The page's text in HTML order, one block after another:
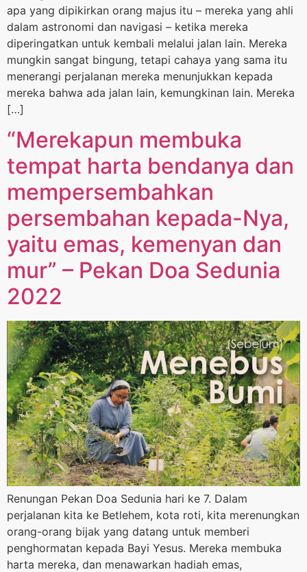
apa yang dipikirkan orang majus itu – mereka yang ahli
dalam astronomi dan navigasi – ketika mereka
diperingatkan untuk kembali melalui jalan lain. Mereka
mungkin sangat bingung, tetapi cahaya yang sama itu
menerangi perjalanan mereka menunjukkan kepada
mereka bahwa ada jalan lain, kemungkinan lain. Mereka
[…]
“Merekapun membuka
tempat harta bendanya dan
mempersembahkan
persembahan kepada-Nya,
yaitu emas, kemenyan dan
mur” – Pekan Doa Sedunia
2022
Renungan Pekan Doa Sedunia hari ke 7. Dalam
perjalanan kita ke Betlehem, kota roti, kita merenungkan
orang-orang bijak yang datang untuk memberi
penghormatan kepada Bayi Yesus. Mereka membuka
harta mereka, dan menawarkan hadiah emas,